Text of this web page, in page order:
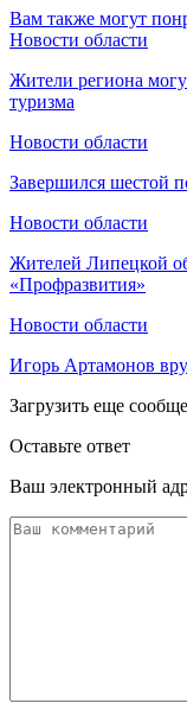
Вам также могут
Новости области
Жители региона
туризма
Новости области
Завершился шестой
Новости области
Жителей Липецкой
«Профразвития»
Новости области
Игорь Артамонов
Загрузить еще
Оставьте ответ
Ваш электронный